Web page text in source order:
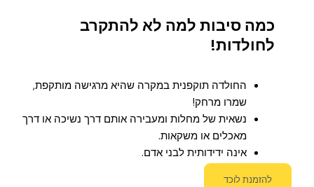
כמה סיבות למה לא להתקרב
לחולדות!
החולדה תוקפנית במקרה שהיא מרגישה מותקפת,
שמרו מרחק!
נשאית של מחלות ומעבירה אותם דרך נשיכה או דרך
מאכלים או משקאות.
אינה ידידותית לבני אדם.
להזמנת לוכד